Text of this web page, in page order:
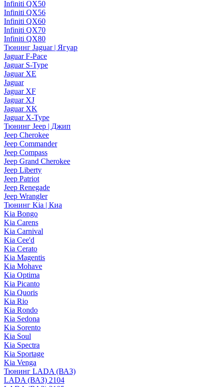
Infiniti QX50
Infiniti QX56
Infiniti QX60
Infiniti QX70
Infiniti QX80
Тюнинг Jaguar | Ягуар
Jaguar F-Pace
Jaguar S-Type
Jaguar XE
Jaguar
Jaguar XF
Jaguar XJ
Jaguar XK
Jaguar X-Type
Тюнинг Jeep | Джип
Jeep Cherokee
Jeep Commander
Jeep Compass
Jeep Grand Cherokee
Jeep Liberty
Jeep Patriot
Jeep Renegade
Jeep Wrangler
Тюнинг Kia | Киа
Kia Bongo
Kia Carens
Kia Carnival
Kia Cee'd
Kia Cerato
Kia Magentis
Kia Mohave
Kia Optima
Kia Picanto
Kia Quoris
Kia Rio
Kia Rondo
Kia Sedona
Kia Sorento
Kia Soul
Kia Spectra
Kia Sportage
Kia Venga
Тюнинг LADA (ВАЗ)
LADA (ВАЗ) 2104